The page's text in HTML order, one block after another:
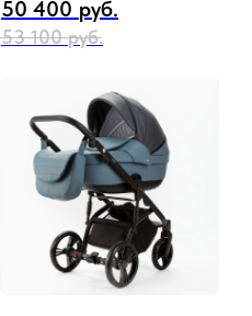
50 400 руб.
53 100 руб.